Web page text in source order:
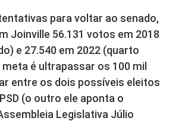
para voltar ao senado,
Joinville 56.131 votos em 2018
e 27.540 em 2022 (quarto
é ultrapassar os 100 mil
entre os dois possíveis eleitos
(o outro ele aponta o
Legislativa Júlio